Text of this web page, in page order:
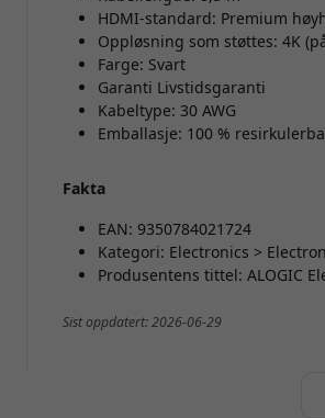
HDMI-standard: Premium
Oppløsning som støttes: 4K
Farge: Svart
Garanti Livstidsgaranti
Kabeltype: 30 AWG
Emballasje: 100 %
Fakta
EAN: 9350784021724
Kategori: Electronics >
Produsentens tittel: ALOGIC
Sist oppdatert: 2026-06-29